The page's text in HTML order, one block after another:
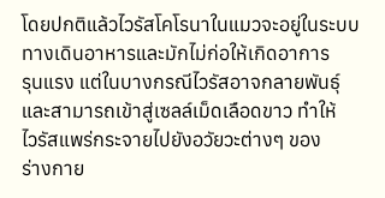
โดยปกติแล้วไวรัสโคโรนาในแมวจะอยู่ในระบบ
ทางเดินอาหารและมักไม่ก่อให้เกิดอาการ
รุนแรง แต่ในบางกรณีไวรัสอาจกลายพันธุ์
และสามารถเข้าสู่เซลล์เม็ดเลือดขาว ทำให้
ไวรัสแพร่กระจายไปยังอวัยวะต่างๆ ของ
ร่างกาย